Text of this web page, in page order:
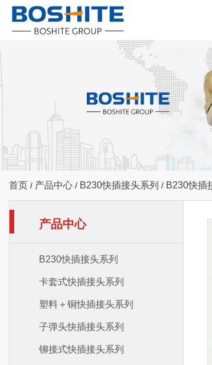
首页 / 产品中心 / B230快插接头系列 / B230快插
产品中心
B230快插接头系列
卡套式快插接头系列
塑料＋铜快插接头系列
子弹头快插接头系列
铆接式快插接头系列